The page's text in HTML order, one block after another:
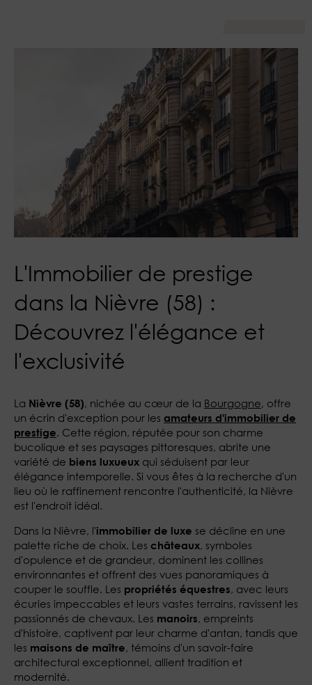
L'Immobilier de prestige
dans la Nièvre (58) :
Découvrez l'élégance et
l'exclusivité
La Nièvre (58), nichée au cœur de la Bourgogne, offre
un écrin d'exception pour les amateurs d'immobilier de
prestige. Cette région, réputée pour son charme
bucolique et ses paysages pittoresques, abrite une
variété de biens luxueux qui séduisent par leur
élégance intemporelle. Si vous êtes à la recherche d'un
lieu où le raffinement rencontre l'authenticité, la Nièvre
est l'endroit idéal.
Dans la Nièvre, l'immobilier de luxe se décline en une
palette riche de choix. Les châteaux, symboles
d'opulence et de grandeur, dominent les collines
environnantes et offrent des vues panoramiques à
couper le souffle. Les propriétés équestres, avec leurs
écuries impeccables et leurs vastes terrains, ravissent les
passionnés de chevaux. Les manoirs, empreints
d'histoire, captivent par leur charme d'antan, tandis que
les maisons de maître, témoins d'un savoir-faire
architectural exceptionnel, allient tradition et
modernité.